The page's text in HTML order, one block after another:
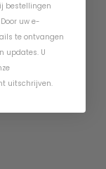
bestellingen
uw e-
te ontvangen
updates. U
uitschrijven.